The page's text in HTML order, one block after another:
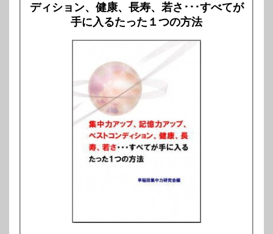
ディション、健康、長寿、若さ･･･すべてが
手に入るたった１つの方法